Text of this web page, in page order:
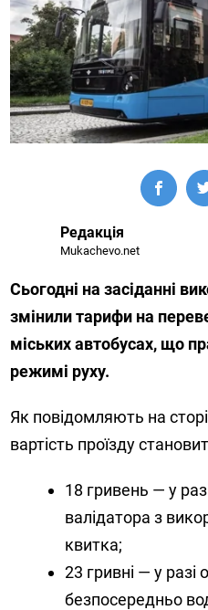
Редакція
Mukachevo.net
Сьогодні на засіданні
змінили тарифи на
міських автобусах, що
режимі руху.
Як повідомляють на
вартість проїзду
18 гривень — у
валідатора з
квитка;
23 гривні — у разі
безпосередньо